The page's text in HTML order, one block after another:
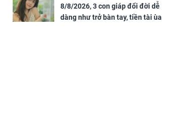
ngày càng hưng thịnh
sung túc
8/8/2026, 3 con giáp đổi đời dễ
dàng như trở bàn tay, tiền tài ùa